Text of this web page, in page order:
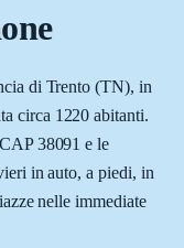
di Trento (TN), in
circa 1220 abitanti.
38091 e le
in auto, a piedi, in
nelle immediate